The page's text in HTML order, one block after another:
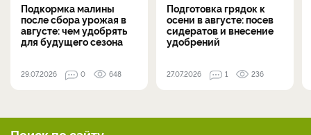
Подкормка малины
после сбора урожая в
августе: чем удобрять
для будущего сезона
29.07.2026 0 648
Подготовка грядок к
осени в августе: посев
сидератов и внесение
удобрений
27.07.2026 1 236